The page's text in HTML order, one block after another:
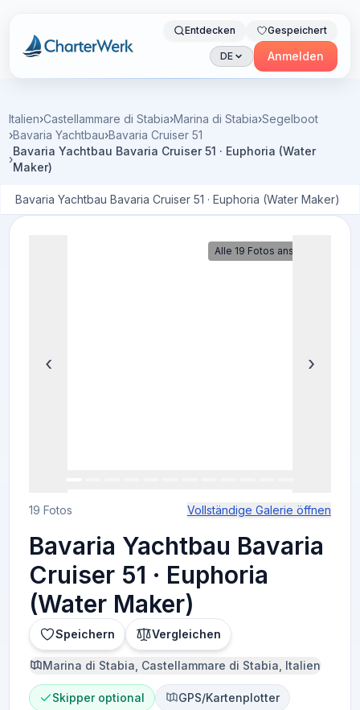
Charterwerk
Entdecken Gespeichert
DE Anmelden
Italien›Castellammare di Stabia›Marina di Stabia›Segelboot
›Bavaria Yachtbau›Bavaria Cruiser 51
›
Bavaria Yachtbau Bavaria Cruiser 51 · Euphoria (Water
Maker)
Bavaria Yachtbau Bavaria Cruiser 51 · Euphoria (Water Maker)
Alle 19 Fotos ansehen
‹ ›
19 Fotos Vollständige Galerie öffnen
Bavaria Yachtbau Bavaria
Cruiser 51 · Euphoria
(Water Maker)
Speichern Vergleichen
Marina di Stabia, Castellammare di Stabia, Italien
Skipper optional
GPS/Kartenplotter